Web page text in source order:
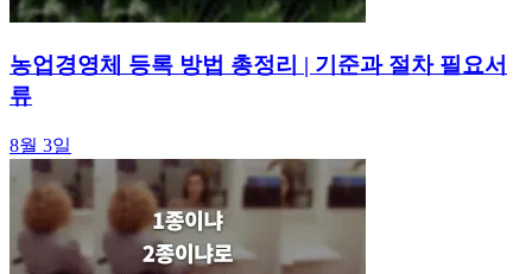
농업경영체 등록 방법 총정리 | 기준과 절차 필요서
류
8월 3일